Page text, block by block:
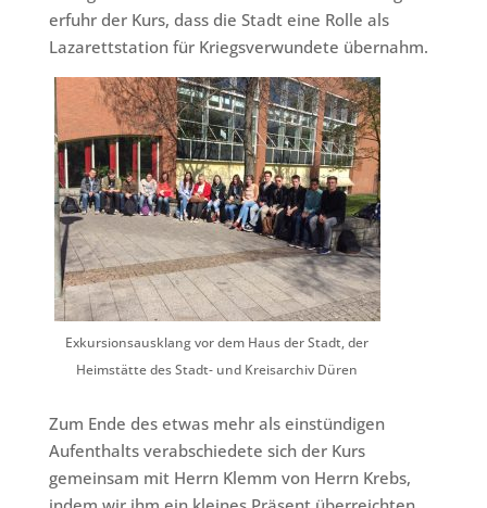
erfuhr der Kurs, dass die Stadt eine Rolle als
Lazarettstation für Kriegsverwundete übernahm.
Exkursionsausklang vor dem Haus der Stadt, der
Heimstätte des Stadt- und Kreisarchiv Düren
Zum Ende des etwas mehr als einstündigen
Aufenthalts verabschiedete sich der Kurs
gemeinsam mit Herrn Klemm von Herrn Krebs,